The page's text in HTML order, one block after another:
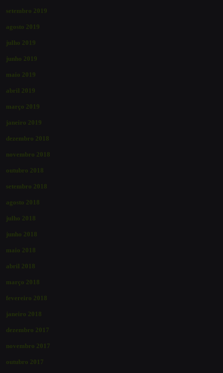
setembro 2019
agosto 2019
julho 2019
junho 2019
maio 2019
abril 2019
março 2019
janeiro 2019
dezembro 2018
novembro 2018
outubro 2018
setembro 2018
agosto 2018
julho 2018
junho 2018
maio 2018
abril 2018
março 2018
fevereiro 2018
janeiro 2018
dezembro 2017
novembro 2017
outubro 2017